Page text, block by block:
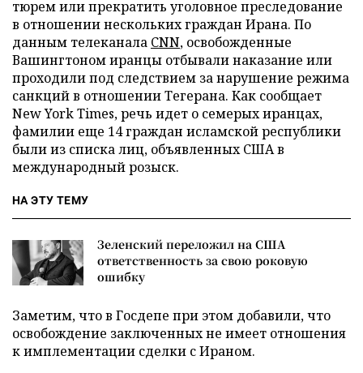
тюрем или прекратить уголовное преследование
в отношении нескольких граждан Ирана. По
данным телеканала CNN, освобожденные
Вашингтоном иранцы отбывали наказание или
проходили под следствием за нарушение режима
санкций в отношении Тегерана. Как сообщает
New York Times, речь идет о семерых иранцах,
фамилии еще 14 граждан исламской республики
были из списка лиц, объявленных США в
международный розыск.
НА ЭТУ ТЕМУ
Зеленский переложил на США
ответственность за свою роковую
ошибку
Заметим, что в Госдепе при этом добавили, что
освобождение заключенных не имеет отношения
к имплементации сделки с Ираном.